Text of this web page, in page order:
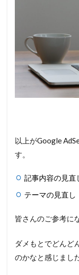
以上がGoogle
す。
記事内容の見直
テーマの見直し
皆さんのご参考に
ダメもとでどんど
のかなと感じました